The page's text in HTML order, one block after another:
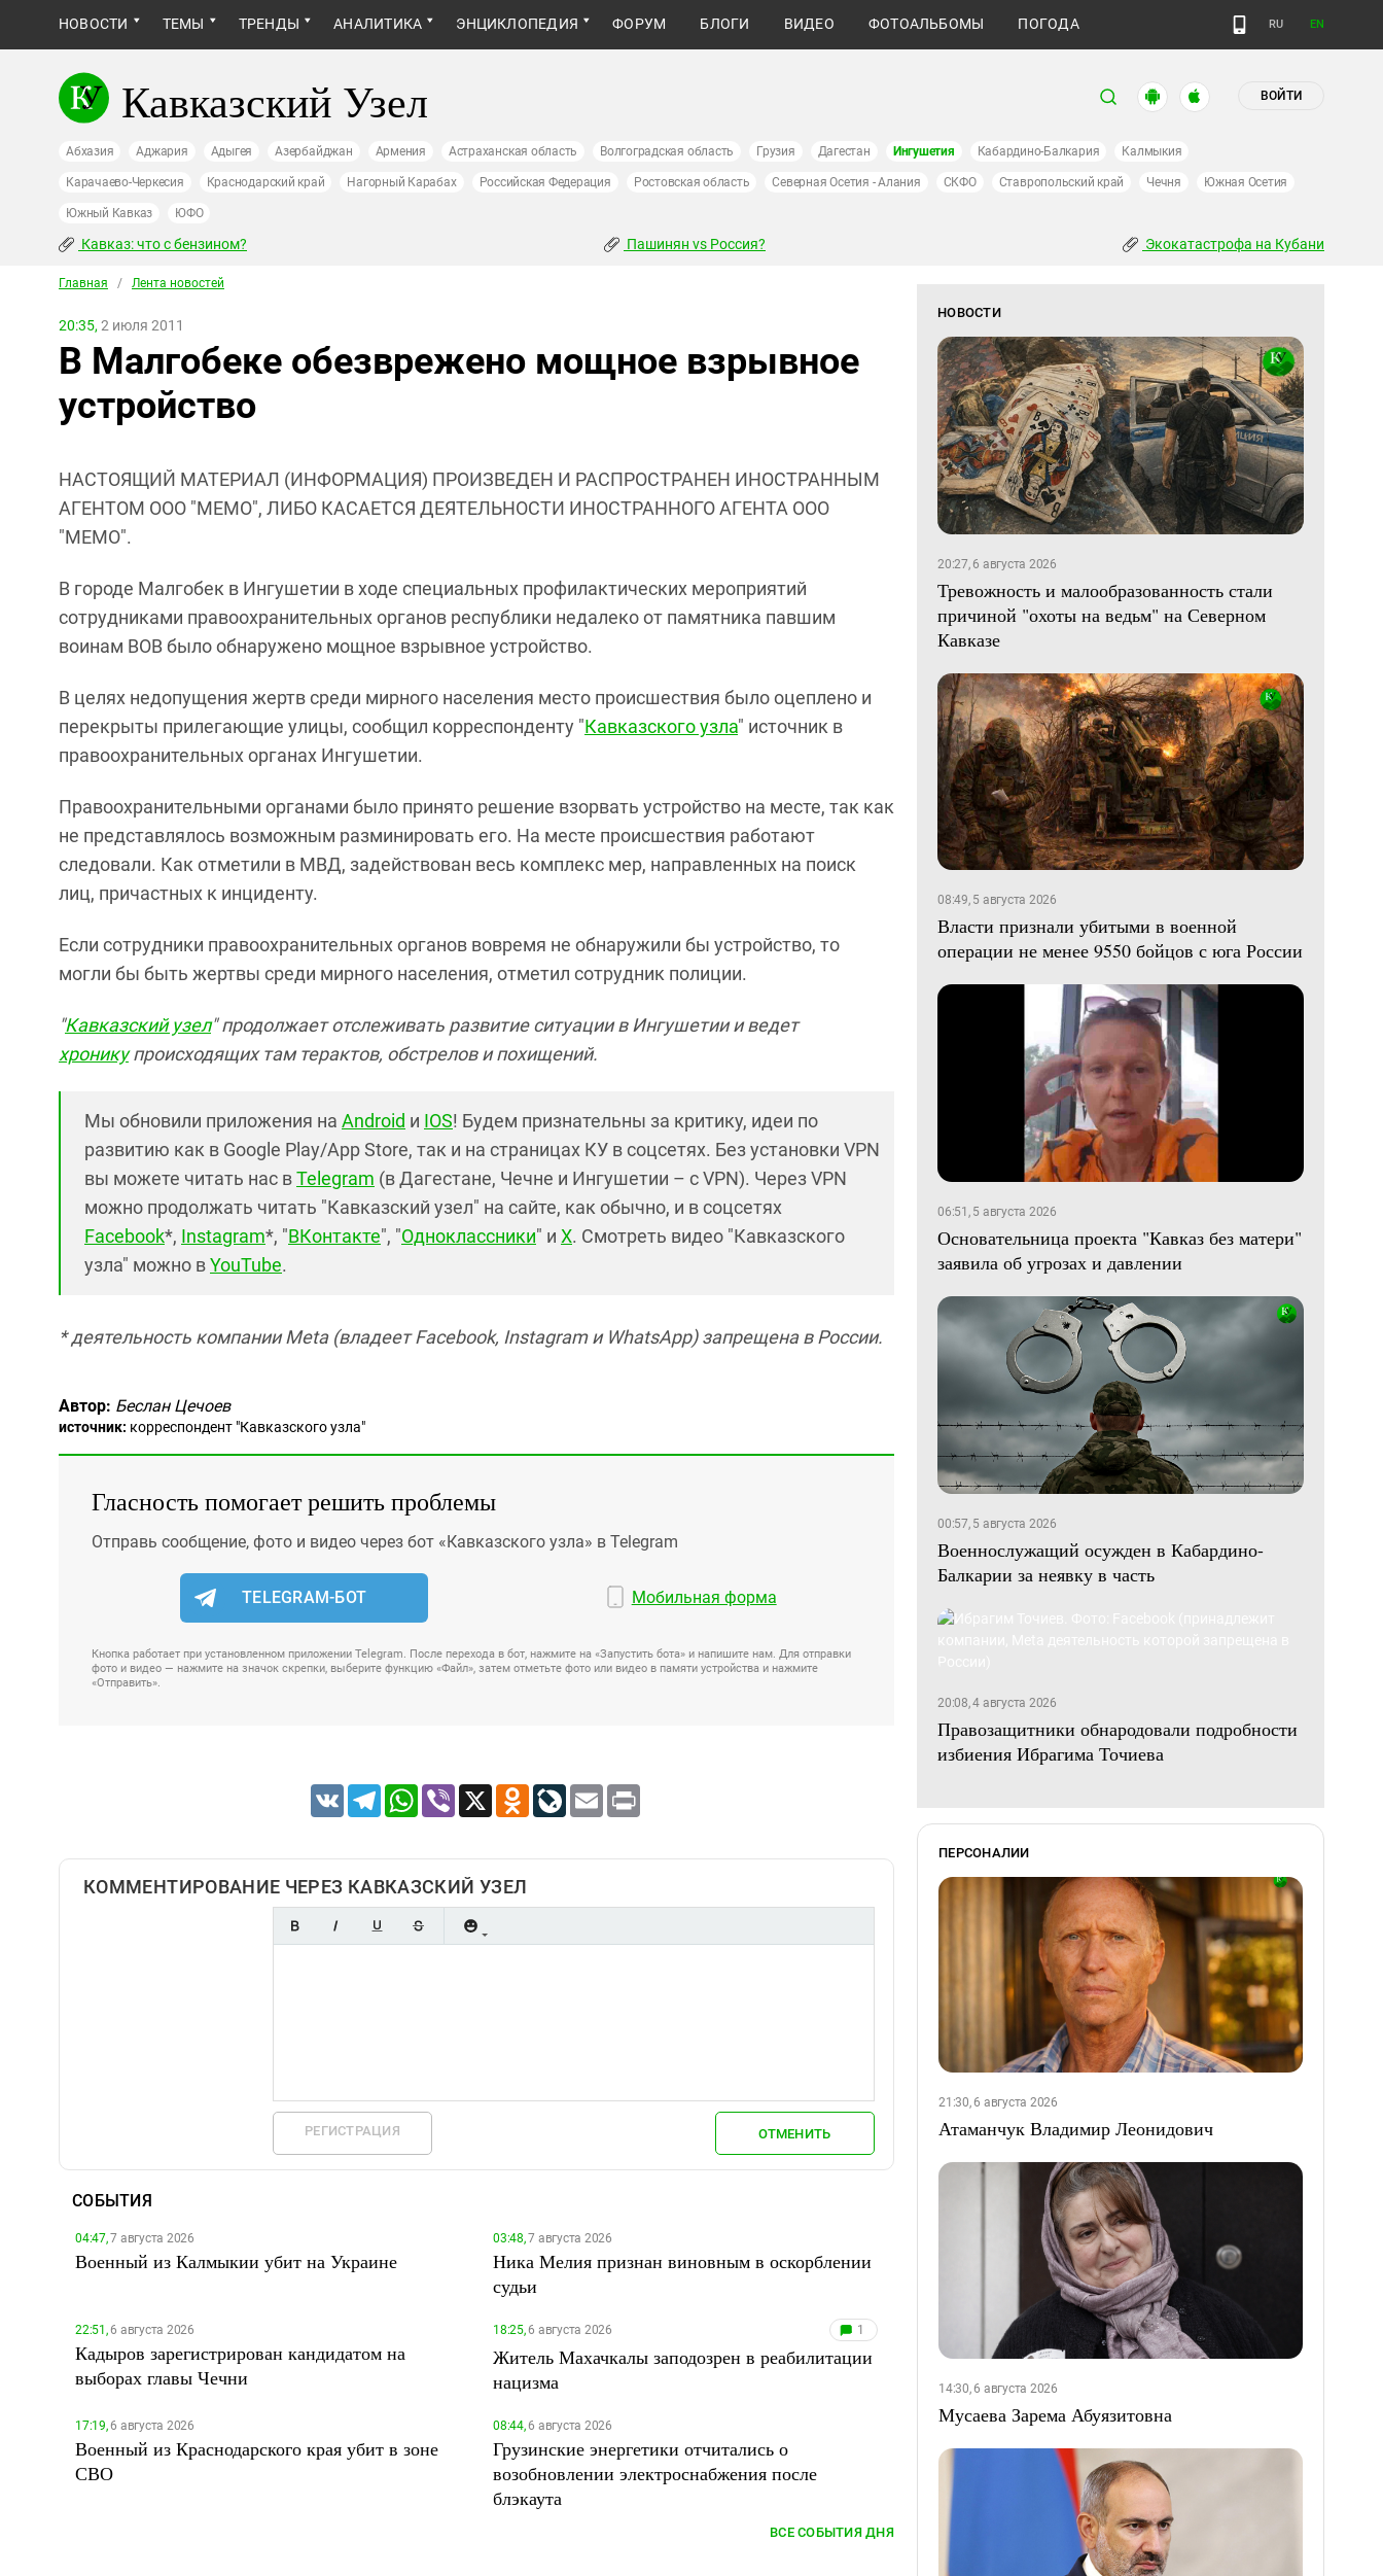
НОВОСТИ ТЕМЫ ТРЕНДЫ АНАЛИТИКА ЭНЦИКЛОПЕДИЯ ФОРУМ БЛОГИ ВИДЕО ФОТОАЛЬБОМЫ ПОГОДА RU EN
Кавказский Узел ВОЙТИ
Абхазия Аджария Адыгея Азербайджан Армения Астраханская область Волгоградская область Грузия Дагестан Ингушетия Кабардино-Балкария Калмыкия
Карачаево-Черкесия Краснодарский край Нагорный Карабах Российская Федерация Ростовская область Северная Осетия - Алания СКФО Ставропольский край Чечня Южная Осетия
Южный Кавказ ЮФО
Кавказ: что с бензином? Пашинян vs Россия? Экокатастрофа на Кубани
Главная / Лента новостей
20:35, 2 июля 2011
В Малгобеке обезврежено мощное взрывное
устройство
НАСТОЯЩИЙ МАТЕРИАЛ (ИНФОРМАЦИЯ) ПРОИЗВЕДЕН И РАСПРОСТРАНЕН ИНОСТРАННЫМ
АГЕНТОМ ООО "МЕМО", ЛИБО КАСАЕТСЯ ДЕЯТЕЛЬНОСТИ ИНОСТРАННОГО АГЕНТА ООО
"МЕМО".
В городе Малгобек в Ингушетии в ходе специальных профилактических мероприятий
сотрудниками правоохранительных органов республики недалеко от памятника павшим
воинам ВОВ было обнаружено мощное взрывное устройство.
В целях недопущения жертв среди мирного населения место происшествия было оцеплено и
перекрыты прилегающие улицы, сообщил корреспонденту "Кавказского узла" источник в
правоохранительных органах Ингушетии.
Правоохранительными органами было принято решение взорвать устройство на месте, так как
не представлялось возможным разминировать его. На месте происшествия работают
следовали. Как отметили в МВД, задействован весь комплекс мер, направленных на поиск
лиц, причастных к инциденту.
Если сотрудники правоохранительных органов вовремя не обнаружили бы устройство, то
могли бы быть жертвы среди мирного населения, отметил сотрудник полиции.
"Кавказский узел" продолжает отслеживать развитие ситуации в Ингушетии и ведет
хроникупроисходящих там терактов, обстрелов и похищений.
Мы обновили приложения на Android и IOS! Будем признательны за критику, идеи по
развитию как в Google Play/App Store, так и на страницах КУ в соцсетях. Без установки VPN
вы можете читать нас вTelegram (в Дагестане, Чечне и Ингушетии – с VPN). Через VPN
можно продолжать читать "Кавказский узел" на сайте, как обычно, и в соцсетях
Facebook*, Instagram*, "ВКонтакте", "Одноклассники" и X. Смотреть видео "Кавказского
узла" можно вYouTube.
* деятельность компании Meta (владеет Facebook, Instagram и WhatsApp) запрещена в России.
Автор: Беслан Цечоев
источник: корреспондент "Кавказского узла"
Гласность помогает решить проблемы
Отправь сообщение, фото и видео через бот «Кавказского узла» в Telegram
TELEGRAM-БОТ Мобильная форма
Кнопка работает при установленном приложении Telegram. После перехода в бот, нажмите на «Запустить бота» и напишите нам. Для отправки
фото и видео — нажмите на значок скрепки, выберите функцию «Файл», затем отметьте фото или видео в памяти устройства и нажмите
«Отправить».
VK TelegramWhatsApp
Viber X Odnoklassniki
LiveJournal
Email
КОММЕНТИРОВАНИЕ ЧЕРЕЗ КАВКАЗСКИЙ УЗЕЛ
РЕГИСТРАЦИЯ ОТМЕНИТЬ
СОБЫТИЯ
04:47,7 августа 2026
Военный из Калмыкии убит на Украине
03:48,7 августа 2026
Ника Мелия признан виновным в оскорблении
судьи
22:51,6 августа 2026
Кадыров зарегистрирован кандидатом на
выборах главы Чечни
18:25,6 августа 2026 1
Житель Махачкалы заподозрен в реабилитации
нацизма
17:19,6 августа 2026
Военный из Краснодарского края убит в зоне
СВО
08:44,6 августа 2026
Грузинские энергетики отчитались о
возобновлении электроснабжения после
блэкаута
ВСЕ СОБЫТИЯ ДНЯ
НОВОСТИ
20:27, 6 августа 2026
Тревожность и малообразованность стали
причиной "охоты на ведьм" на Северном
Кавказе
08:49, 5 августа 2026
Власти признали убитыми в военной
операции не менее 9550 бойцов с юга России
06:51, 5 августа 2026
Основательница проекта "Кавказ без матери"
заявила об угрозах и давлении
00:57, 5 августа 2026
Военнослужащий осужден в Кабардино-
Балкарии за неявку в часть
20:08, 4 августа 2026
Правозащитники обнародовали подробности
избиения Ибрагима Точиева
ПЕРСОНАЛИИ
21:30, 6 августа 2026
Атаманчук Владимир Леонидович
14:30, 6 августа 2026
Мусаева Зарема Абуязитовна